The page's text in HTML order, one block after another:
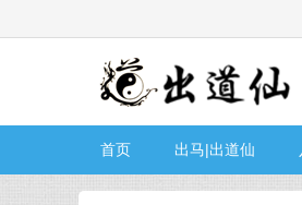
首页 出马|出道仙